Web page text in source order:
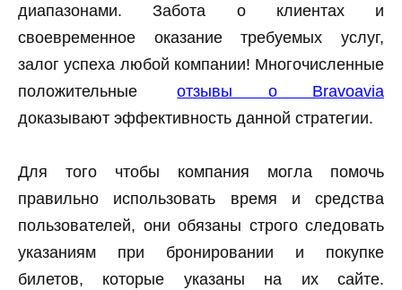
диапазонами. Забота о клиентах и
своевременное оказание требуемых услуг,
залог успеха любой компании! Многочисленные
положительные
отзывы о Bravoavia
доказывают эффективность данной стратегии.
Для того чтобы компания могла помочь
правильно использовать время и средства
пользователей, они обязаны строго следовать
указаниям при бронировании и покупке
билетов, которые указаны на их сайте.